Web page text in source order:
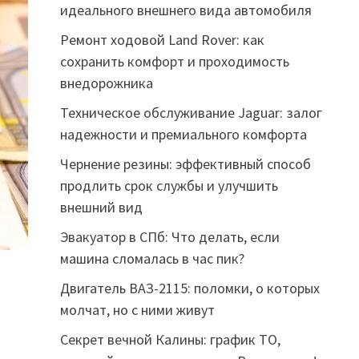
идеального внешнего вида автомобиля
Ремонт ходовой Land Rover: как
сохранить комфорт и проходимость
внедорожника
Техническое обслуживание Jaguar: залог
надежности и премиального комфорта
Чернение резины: эффективный способ
продлить срок службы и улучшить
внешний вид
Эвакуатор в СПб: Что делать, если
машина сломалась в час пик?
Двигатель ВАЗ-2115: поломки, о которых
молчат, но с ними живут
Секрет вечной Калины: график ТО,